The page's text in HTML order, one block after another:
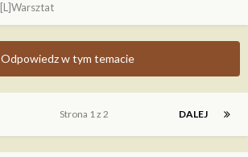
[L]Warsztat
Odpowiedz w tym temacie
DALEJ
Strona 1 z 2